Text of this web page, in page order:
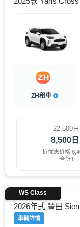
ZH租車
22,500
8,500
折优惠价格
合計1日
2026年式 豐田
車輛詳情
WS Class